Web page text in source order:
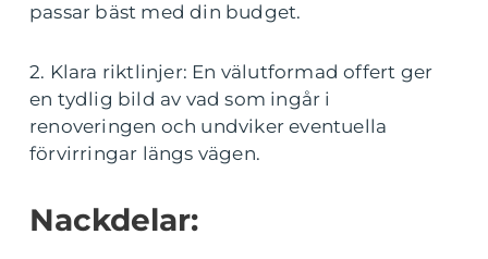
passar bäst med din budget.
2. Klara riktlinjer: En välutformad offert ger
en tydlig bild av vad som ingår i
renoveringen och undviker eventuella
förvirringar längs vägen.
Nackdelar: